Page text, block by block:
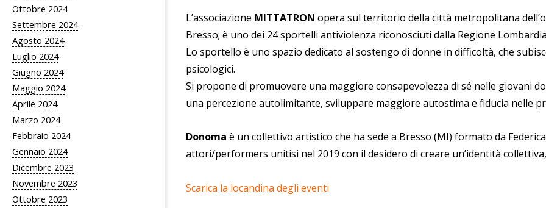
Ottobre 2024
Settembre 2024
Agosto 2024
Luglio 2024
Giugno 2024
Maggio 2024
Aprile 2024
Marzo 2024
Febbraio 2024
Gennaio 2024
Dicembre 2023
Novembre 2023
Ottobre 2023
L’associazione MITTATRON opera sul territorio della città metropolitana
Bresso; è uno dei 24 sportelli antiviolenza riconosciuti dalla Regione
Lo sportello è uno spazio dedicato al sostengo di donne in difficoltà, che
psicologici.
Si propone di promuovere una maggiore consapevolezza di sé nelle giovani
una percezione autolimitante, sviluppare maggiore autostima e fiducia nelle
Donoma è un collettivo artistico che ha sede a Bresso (MI) formato da
attori/performers unitisi nel 2019 con il desidero di creare un’identità
Scarica la locandina degli eventi